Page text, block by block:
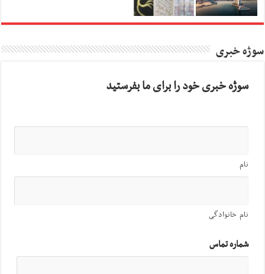
سوژه خبری
سوژه خبری خود را برای ما بفرستید
نام
نام خانوادگی
شماره تماس